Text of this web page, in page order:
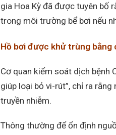
gia Hoa Kỳ đã được tuyên bố
trong môi trường bể bơi nếu
Hồ bơi được khử trùng bằng
Cơ quan kiểm soát dịch bệnh
giúp loại bỏ vi-rút”, chỉ ra
truyền nhiễm.
Thông thường để ổn định